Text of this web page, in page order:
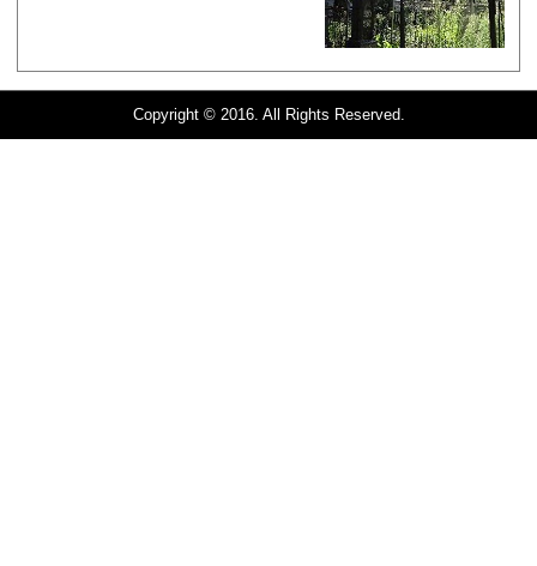
Copyright © 2016. All Rights Reserved.